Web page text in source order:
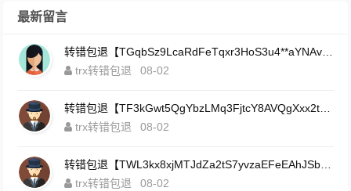
最新留言
trx转错包退
08-02
trx转错包退
08-02
trx转错包退
08-02